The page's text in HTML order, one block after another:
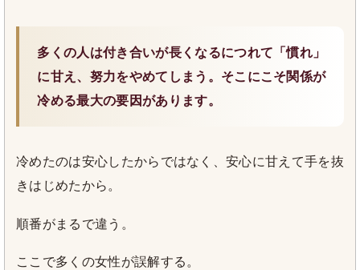
多くの人は付き合いが長くなるにつれて「慣れ」
に甘え、努力をやめてしまう。そこにこそ関係が
冷める最大の要因があります。
冷めたのは安心したからではなく、安心に甘えて手を抜
きはじめたから。
順番がまるで違う。
ここで多くの女性が誤解する。